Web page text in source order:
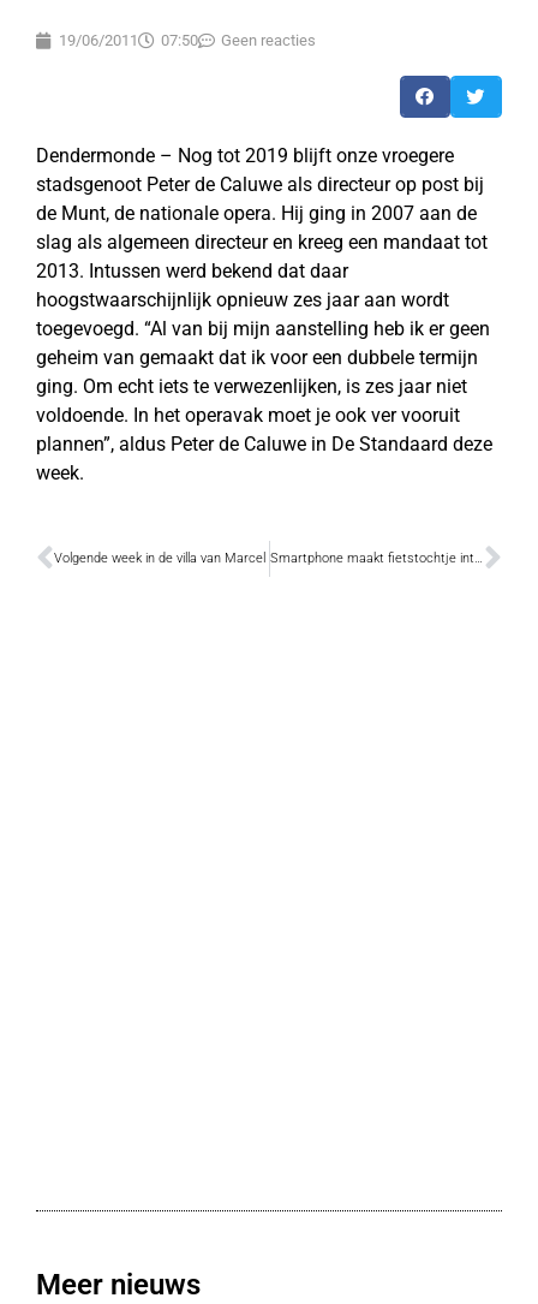
19/06/2011 07:50 Geen reacties
Dendermonde – Nog tot 2019 blijft onze vroegere
stadsgenoot Peter de Caluwe als directeur op post bij
de Munt, de nationale opera. Hij ging in 2007 aan de
slag als algemeen directeur en kreeg een mandaat tot
2013. Intussen werd bekend dat daar
hoogstwaarschijnlijk opnieuw zes jaar aan wordt
toegevoegd. “Al van bij mijn aanstelling heb ik er geen
geheim van gemaakt dat ik voor een dubbele termijn
ging. Om echt iets te verwezenlijken, is zes jaar niet
voldoende. In het operavak moet je ook ver vooruit
plannen”, aldus Peter de Caluwe in De Standaard deze
week.
Volgende week in de villa van Marcel Smartphone maakt fietstochtje interessanter (video)
Meer nieuws